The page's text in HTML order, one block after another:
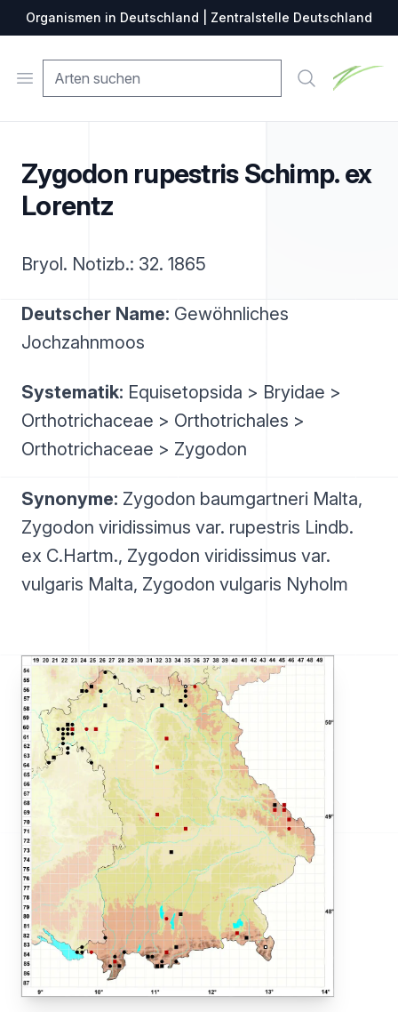
Organismen in Deutschland | Zentralstelle Deutschland
Open menu Suche
Zygodon rupestris Schimp. ex
Lorentz
Bryol. Notizb.: 32. 1865
Deutscher Name: Gewöhnliches
Jochzahnmoos
Systematik: Equisetopsida > Bryidae >
Orthotrichaceae > Orthotrichales >
Orthotrichaceae > Zygodon
Synonyme: Zygodon baumgartneri Malta,
Zygodon viridissimus var. rupestris Lindb.
ex C.Hartm., Zygodon viridissimus var.
vulgaris Malta, Zygodon vulgaris Nyholm